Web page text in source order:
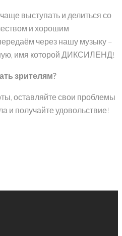
выступать и делиться со
и хорошим
через нашу музыку –
имя которой ДИКСИЛЕНД!
зрителям?
оставляйте свои проблемы
и получайте удовольствие!